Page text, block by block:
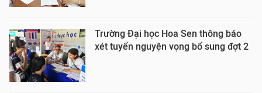
Trường Đại học Hoa Sen thông báo
xét tuyển nguyện vọng bổ sung đợt 2